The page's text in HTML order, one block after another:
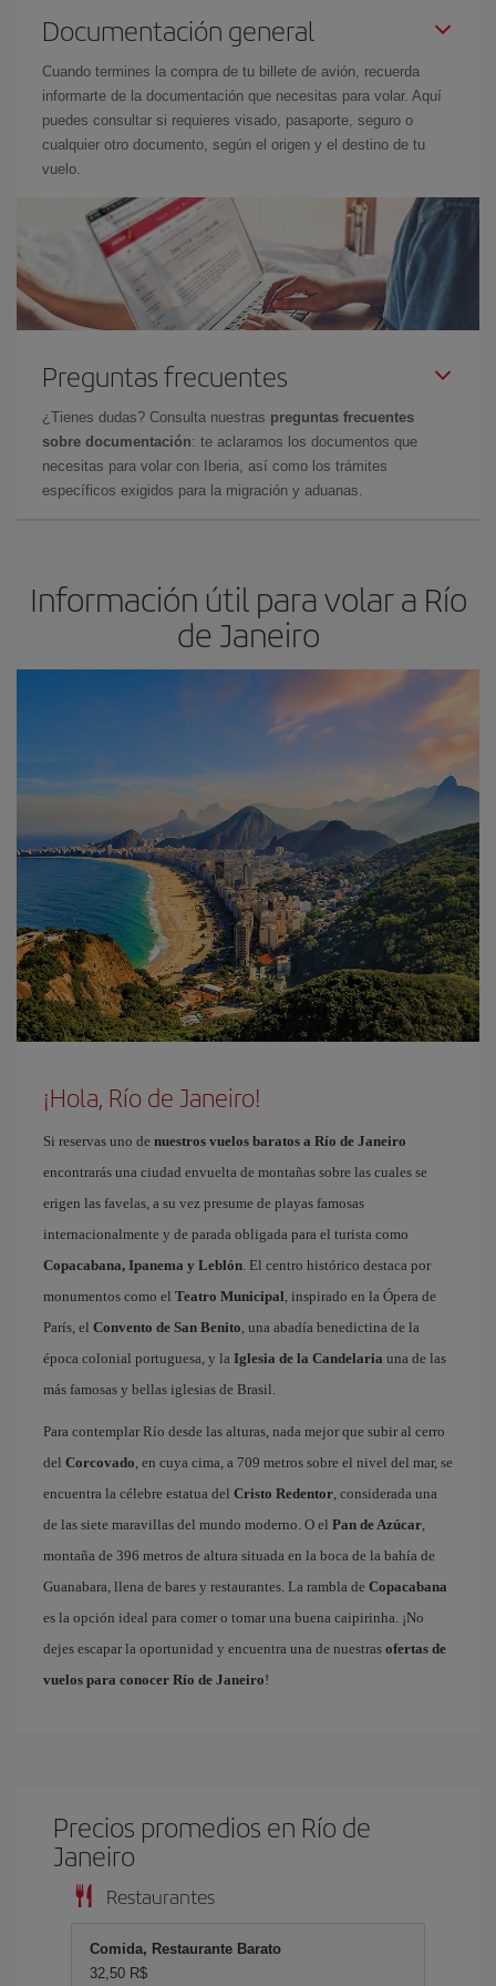
Documentación general
Cuando termines la compra de tu billete de avión, recuerda
informarte de la documentación que necesitas para volar. Aquí
puedes consultar si requieres visado, pasaporte, seguro o
cualquier otro documento, según el origen y el destino de tu
vuelo.
Preguntas frecuentes
¿Tienes dudas? Consulta nuestras preguntas frecuentes
sobre documentación: te aclaramos los documentos que
necesitas para volar con Iberia, así como los trámites
específicos exigidos para la migración y aduanas.
Información útil para volar a Río
de Janeiro
¡Hola, Río de Janeiro!
Si reservas uno de nuestros vuelos baratos a Río de Janeiro
encontrarás una ciudad envuelta de montañas sobre las cuales se
erigen las favelas, a su vez presume de playas famosas
internacionalmente y de parada obligada para el turista como
Copacabana, Ipanema y Leblón. El centro histórico destaca por
monumentos como el Teatro Municipal, inspirado en la Ópera de
París, el Convento de San Benito, una abadía benedictina de la
época colonial portuguesa, y la Iglesia de la Candelaria una de las
más famosas y bellas iglesias de Brasil.
Para contemplar Río desde las alturas, nada mejor que subir al cerro
del Corcovado, en cuya cima, a 709 metros sobre el nivel del mar, se
encuentra la célebre estatua del Cristo Redentor, considerada una
de las siete maravillas del mundo moderno. O el Pan de Azúcar,
montaña de 396 metros de altura situada en la boca de la bahía de
Guanabara, llena de bares y restaurantes. La rambla de Copacabana
es la opción ideal para comer o tomar una buena caipirinha. ¡No
dejes escapar la oportunidad y encuentra una de nuestras ofertas de
vuelos para conocer Río de Janeiro!
Precios promedios en Río de
Janeiro
Restaurantes
Comida, Restaurante Barato
32,50 R$